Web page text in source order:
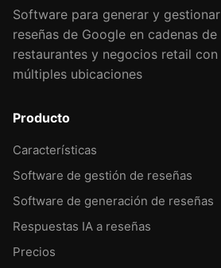
Software para generar y gestionar
reseñas de Google en cadenas de
restaurantes y negocios retail con
múltiples ubicaciones
Producto
Características
Software de gestión de reseñas
Software de generación de reseñas
Respuestas IA a reseñas
Precios